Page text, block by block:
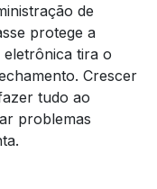
de
protege a
tira o
Crescer
tudo ao
problemas